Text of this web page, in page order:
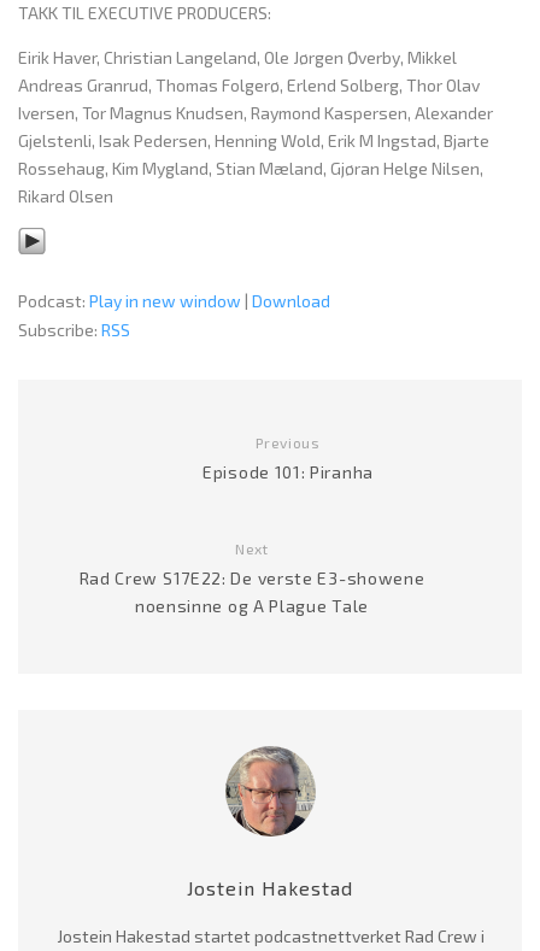
TAKK TIL EXECUTIVE PRODUCERS:
Eirik Haver, Christian Langeland, Ole Jørgen Øverby, Mikkel
Andreas Granrud, Thomas Folgerø, Erlend Solberg, Thor Olav
Iversen, Tor Magnus Knudsen, Raymond Kaspersen, Alexander
Gjelstenli, Isak Pedersen, Henning Wold, Erik M Ingstad, Bjarte
Rossehaug, Kim Mygland, Stian Mæland, Gjøran Helge Nilsen,
Rikard Olsen
Podcast: Play in new window | Download
Subscribe: RSS
Previous
Episode 101: Piranha
Next
Rad Crew S17E22: De verste E3-showene
noensinne og A Plague Tale
Jostein Hakestad
Jostein Hakestad startet podcastnettverket Rad Crew i